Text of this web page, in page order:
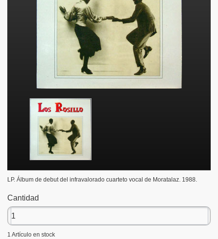
LP. Álbum de debut del infravalorado cuarteto vocal de Moratalaz. 1988.
Cantidad
1 Artículo en stock